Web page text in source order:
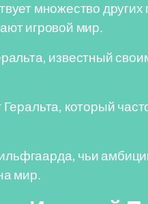
множество
игровой мир.
известный
который
чьи
мир.